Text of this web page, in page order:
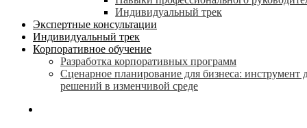
Индивидуальный трек
Экспертные консультации
Индивидуальный трек
Корпоративное обучение
Разработка корпоративных программ
Сценарное планирование для бизнеса: инструмент
решений в изменчивой среде